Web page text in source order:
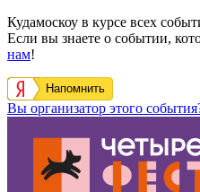
Кудамоскоу в курсе всех
Если вы знаете о событии,
нам!
Напомнить
Вы организатор этого